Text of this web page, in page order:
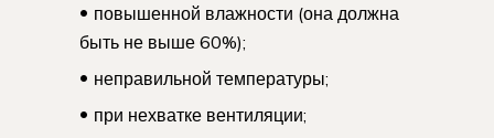
повышенной влажности (она должна
быть не выше 60%);
неправильной температуры;
при нехватке вентиляции;